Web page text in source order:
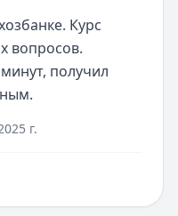
Курс
вопросов.
получил
г.